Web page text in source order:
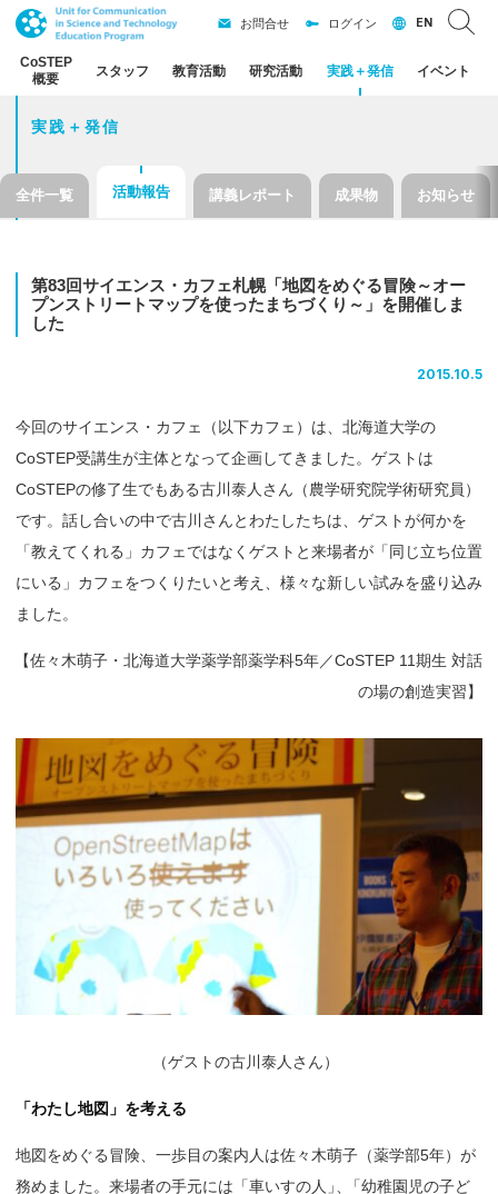
CoSTEP
概要
スタッフ 教育活動 研究活動 実践＋発信 イベント
お問合せ ログイン EN
実践＋発信
全件一覧 活動報告 講義レポート 成果物 お知らせ
第83回サイエンス ・ カフェ札幌「地図をめぐる冒険～オー
プンストリートマップを使ったまちづくり ～」を開催しま
した
2015.10.5
今回のサイエンス・カフェ（以下カフェ）は、北海道大学の
CoSTEP受講生が主体となって企画してきました。ゲストは
CoSTEPの修了生でもある古川泰人さん（農学研究院学術研究員）
です。話し合いの中で古川さんとわたしたちは、ゲストが何かを
「教えてくれる」カフェではなくゲストと来場者が「同じ立ち位置
にいる」カフェをつくりたいと考え、様々な新しい試みを盛り込み
ました。
【佐々木萌子・北海道大学薬学部薬学科5年／CoSTEP 11期生 対話
の場の創造実習】
（ゲストの古川泰人さん）
「わたし地図」を考える
地図をめぐる冒険、一歩目の案内人は佐々木萌子（薬学部5年）が
務めました。来場者の手元には「車いすの人 」、
「幼稚園児の子ど